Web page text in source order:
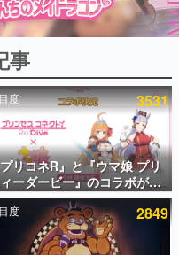
キング
事
度 3531
プリコネR』と『ウマ娘 プリ
ーダービー』のコラボが決
“最大170連無料”の8.5周年
ンペーンなども発表
度 2849